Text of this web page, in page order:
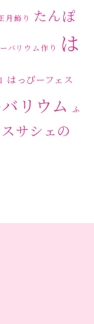
月飾り たんぽ
バリウム作り
は
はっぴーフェス
リウム ふ
サシェの